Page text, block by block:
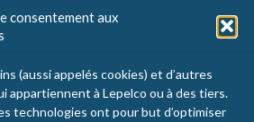
consentement aux
(aussi appelés cookies) et d’autres
appartiennent à Lepelco ou à des tiers.
technologies ont pour but d’optimiser
Qc